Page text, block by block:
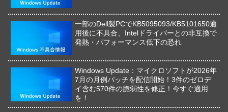
一部のDell製PCでKB5095093/KB5101650適
用後に不具合、Intelドライバーとの非互換で
発熱・パフォーマンス低下の恐れ
Windows Update：マイクロソフトが2026年
7月の月例パッチを配信開始！3件のゼロデ
イ含む570件の脆弱性を修正！今すぐ適用
を！